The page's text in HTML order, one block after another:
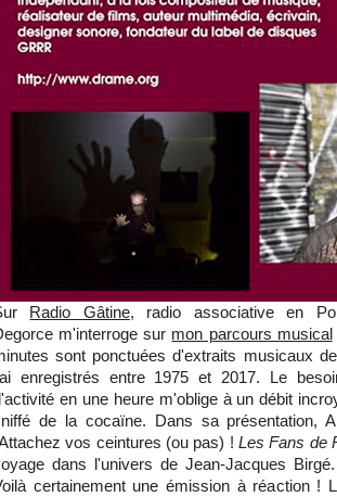
Radio Gâtine, radio associative en
m'interroge sur mon parcours musical
sont ponctuées d'extraits musicaux
enregistrés entre 1975 et 2017. Le
en une heure m'oblige à un débit
de la cocaïne. Dans sa présentation,
vos ceintures (ou pas) ! Les Fans de
dans l'univers de Jean-Jacques
certainement une émission à réaction !